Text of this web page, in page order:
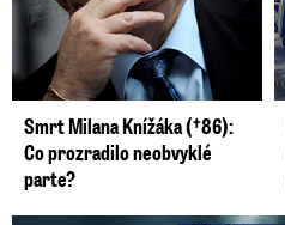
Smrt Milana Knížáka (†86):
Co prozradilo neobvyklé
parte?